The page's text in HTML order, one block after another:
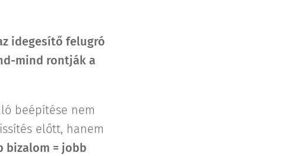
idegesítő felugró
mind rontják a
beépítése nem
előtt, hanem
bizalom = jobb